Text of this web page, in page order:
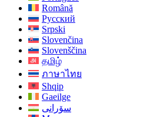
Română
Русский
Srpski
Slovenčina
Slovenščina
தமிழ்
ภาษาไทย
Shqip
Gaeilge
سۆرانی